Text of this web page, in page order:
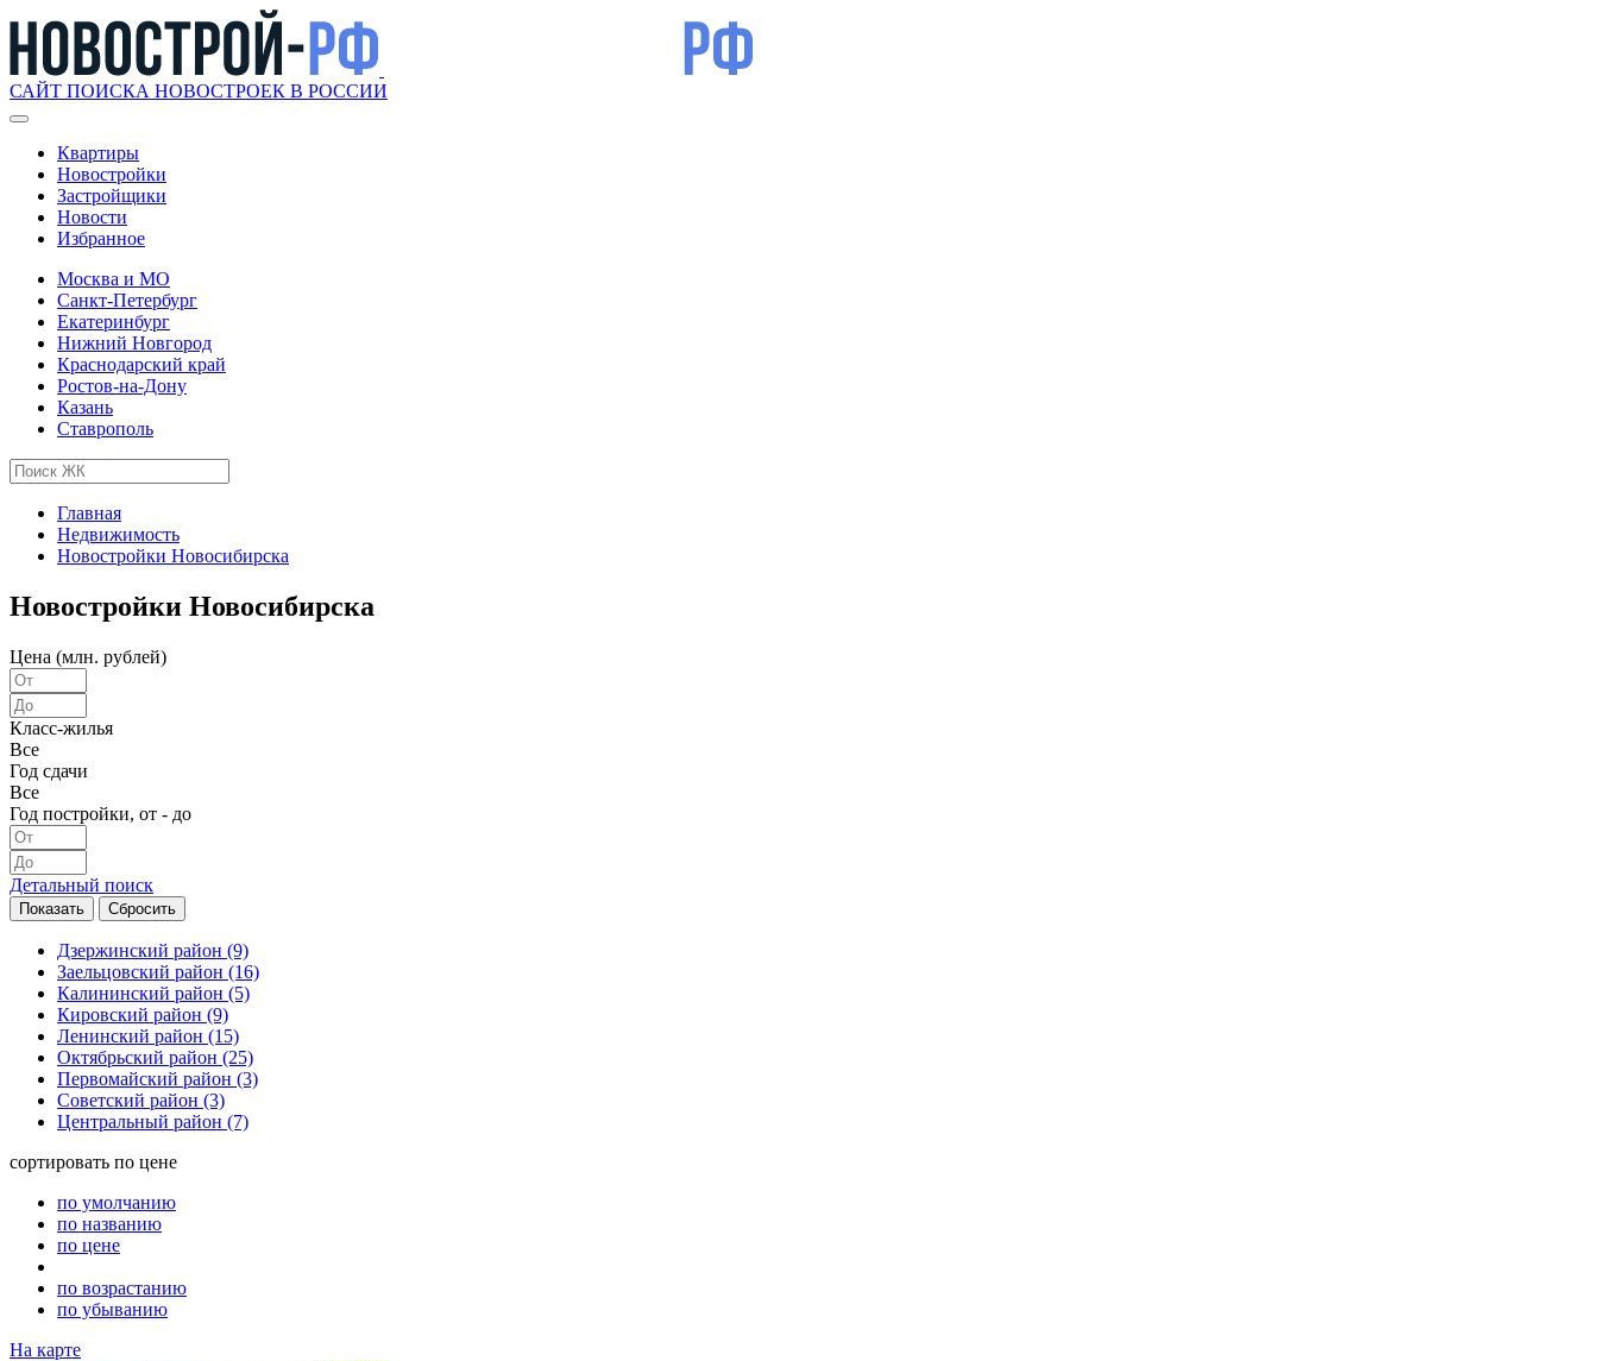
САЙТ ПОИСКА НОВОСТРОЕК В РОССИИ
Квартиры
Новостройки
Застройщики
Новости
Избранное
Москва и МО
Санкт-Петербург
Екатеринбург
Нижний Новгород
Краснодарский край
Ростов-на-Дону
Казань
Ставрополь
Главная
Недвижимость
Новостройки Новосибирска
Новостройки Новосибирска
Цена (млн. рублей)
Класс-жилья
Все
Год сдачи
Все
Год постройки, от - до
Детальный поиск
Дзержинский район (9)
Заельцовский район (16)
Калининский район (5)
Кировский район (9)
Ленинский район (15)
Октябрьский район (25)
Первомайский район (3)
Советский район (3)
Центральный район (7)
сортировать по цене
по умолчанию
по названию
по цене
по возрастанию
по убыванию
На карте